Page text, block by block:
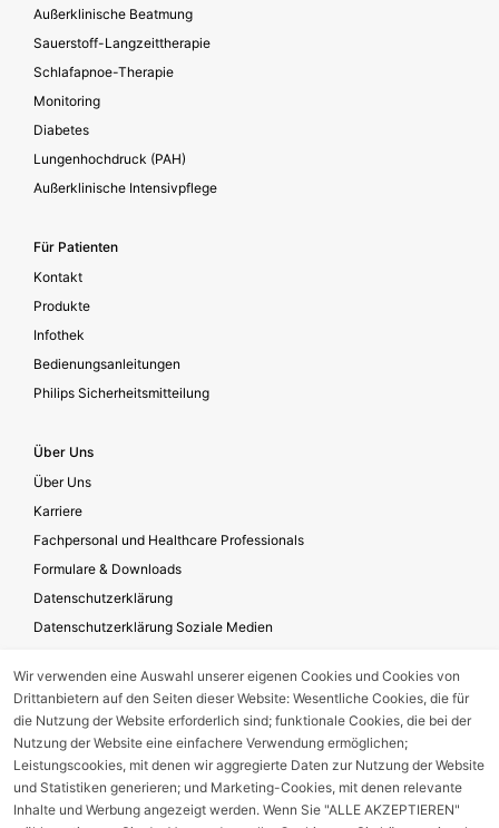
Außerklinische Beatmung
Sauerstoff-Langzeittherapie
Schlafapnoe-Therapie
Monitoring
Diabetes
Lungenhochdruck (PAH)
Außerklinische Intensivpflege
Für Patienten
Kontakt
Produkte
Infothek
Bedienungsanleitungen
Philips Sicherheitsmitteilung
Über Uns
Über Uns
Karriere
Fachpersonal und Healthcare Professionals
Formulare & Downloads
Datenschutzerklärung
Datenschutzerklärung Soziale Medien
Impressum
Unternehmensverantwortung
Gerätestörung melden
Wir verwenden eine Auswahl unserer eigenen Cookies und Cookies von
Drittanbietern auf den Seiten dieser Website: Wesentliche Cookies, die für
die Nutzung der Website erforderlich sind; funktionale Cookies, die bei der
Nutzung der Website eine einfachere Verwendung ermöglichen;
Leistungscookies, mit denen wir aggregierte Daten zur Nutzung der Website
und Statistiken generieren; und Marketing-Cookies, mit denen relevante
Inhalte und Werbung angezeigt werden. Wenn Sie "ALLE AKZEPTIEREN"